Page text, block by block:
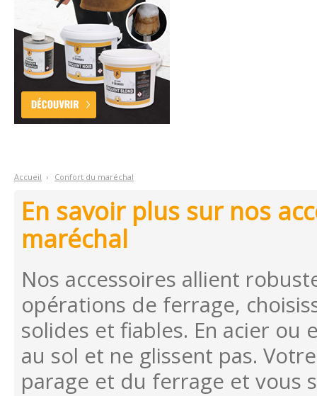
Accueil › Confort du maréchal
En savoir plus sur nos
maréchal
Nos accessoires allient
opérations de ferrage,
solides et fiables. En acier
au sol et ne glissent pas.
parage et du ferrage et vous